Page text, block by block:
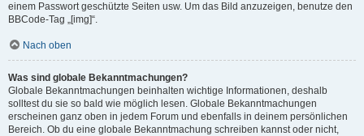
einem Passwort geschützte Seiten usw. Um das Bild anzuzeigen, benutze den
BBCode-Tag „[img]“.
Nach oben
Was sind globale Bekanntmachungen?
Globale Bekanntmachungen beinhalten wichtige Informationen, deshalb
solltest du sie so bald wie möglich lesen. Globale Bekanntmachungen
erscheinen ganz oben in jedem Forum und ebenfalls in deinem persönlichen
Bereich. Ob du eine globale Bekanntmachung schreiben kannst oder nicht,